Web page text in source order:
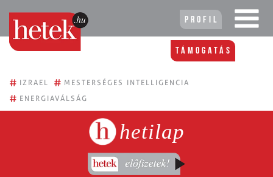
Profil
Támogatás
# IZRAEL # MESTERSÉGES INTELLIGENCIA
# ENERGIAVÁLSÁG
hetilap